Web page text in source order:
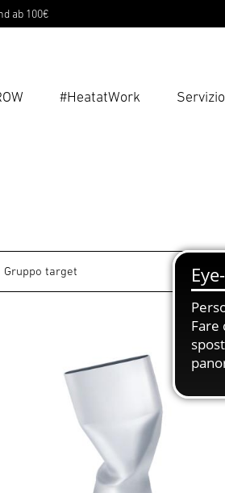
ab 100€
#HeatatWork Servizio
Gruppo target